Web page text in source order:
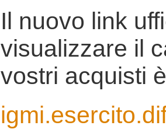
Il nuovo link
visualizzare il
vostri acquisti